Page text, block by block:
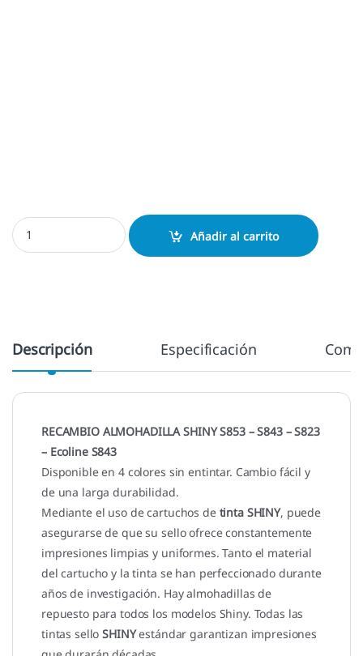
Almohadilla Shiny S843 cantidad
Añadir al carrito
Descripción Especificación
RECAMBIO ALMOHADILLA SHINY S853 – S843 – S823
– Ecoline S843
Disponible en 4 colores sin entintar. Cambio fácil y
de una larga durabilidad.
Mediante el uso de cartuchos de tinta SHINY, puede
asegurarse de que su sello ofrece constantemente
impresiones limpias y uniformes. Tanto el material
del cartucho y la tinta se han perfeccionado durante
años de investigación. Hay almohadillas de
repuesto para todos los modelos Shiny. Todas las
tintas selloSHINYestándar garantizan impresiones